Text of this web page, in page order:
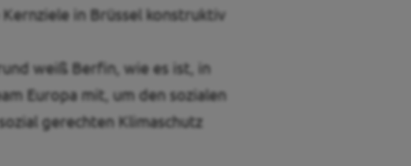
in Brüssel konstruktiv
weiß Berfin, wie es ist, in
Europa mit, um den sozialen
gerechten Klimaschutz